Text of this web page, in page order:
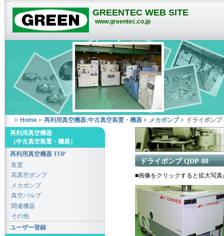
GREENTEC WEB SITE
www.greentec.co.jp
Home 再利用真空機器:中古真空装置・機器 メカポンプ ドライポン
ドライポンプ QDP-80
■画像をクリックすると拡大写
再利用真空機器
（中古真空装置・機器）
再利用真空機器 TOP
装置
高真空ポンプ
メカポンプ
真空バルブ
関連機器
その他
ユーザー登録